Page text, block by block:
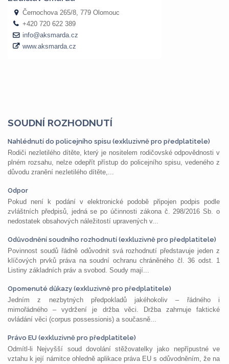
SOUDNÍ ROZHODNUTÍ
Nahlédnutí do policejního spisu (exkluzivně pro předplatitele)
Rodiči nezletilého dítěte, který je nositelem rodičovské odpovědnosti v
plném rozsahu, nelze odepřít přístup do policejního spisu, vedeného z
důvodu zranění nezletilého dítěte,...
Odpor
Pokud není k podání v elektronické podobě připojen podpis podle
zvláštních předpisů, jedná se po účinnosti zákona č. 298/2016 Sb. o
nedostatek obsahových náležitostí upravených v...
Odůvodnění soudního rozhodnutí (exkluzivně pro předplatitele)
Povinnost soudů řádně odůvodnit svá rozhodnutí představuje jeden z
klíčových prvků práva na soudní ochranu chráněného čl. 36 odst. 1
Listiny základních práv a svobod. Soudy mají...
Opomenuté důkazy (exkluzivně pro předplatitele)
Jedním z nezbytných předpokladů jakéhokoliv – řádného i
mimořádného – vydržení je držba věci. Držba zahrnuje faktické
ovládání věci (corpus possessionis) a současně...
Právo EU (exkluzivně pro předplatitele)
Odmítl-li Nejvyšší soud dovolání stěžovatelky jako nepřípustné ve
vztahu k její námitce ohledně aplikace práva EU s odůvodněním, že na